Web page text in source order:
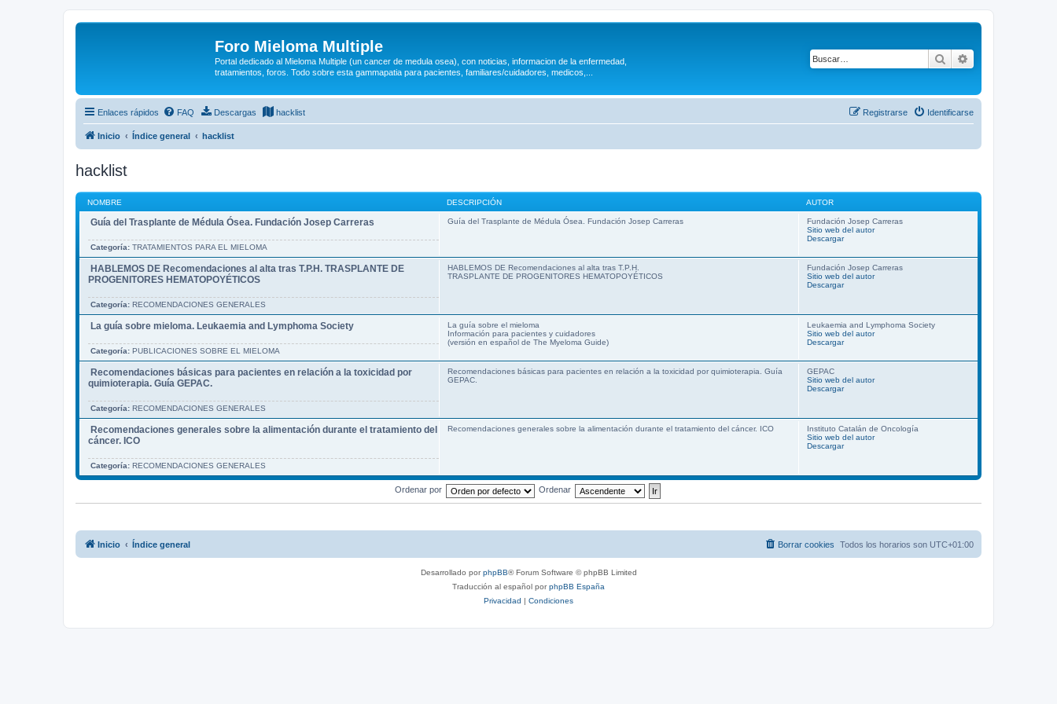
Foro Mieloma Multiple
Portal dedicado al Mieloma Multiple (un cancer de medula osea), con noticias, informacion de la enfermedad,
tratamientos, foros. Todo sobre esta gammapatia para pacientes, familiares/cuidadores, medicos,...
Buscar
Enlaces rápidos FAQ Descargas hacklist Identificarse
Registrarse
Inicio Índice general hacklist
hacklist
NOMBRE DESCRIPCIÓN AUTOR
Guía del Trasplante de Médula Ósea. Fundación Josep Carreras
Categoría: TRATAMIENTOS PARA EL MIELOMA
Guía del Trasplante de Médula Ósea. Fundación Josep Carreras
Fundación Josep Carreras
Sitio web del autor
Descargar
HABLEMOS DE Recomendaciones al alta tras T.P.H. TRASPLANTE DE
PROGENITORES HEMATOPOYÉTICOS
Categoría: RECOMENDACIONES GENERALES
HABLEMOS DE Recomendaciones al alta tras T.P.H.
TRASPLANTE DE PROGENITORES HEMATOPOYÉTICOS
Fundación Josep Carreras
Sitio web del autor
Descargar
La guía sobre mieloma. Leukaemia and Lymphoma Society
Categoría: PUBLICACIONES SOBRE EL MIELOMA
La guía sobre el mieloma
Información para pacientes y cuidadores
(versión en español de The Myeloma Guide)
Leukaemia and Lymphoma Society
Sitio web del autor
Descargar
Recomendaciones básicas para pacientes en relación a la toxicidad por
quimioterapia. Guía GEPAC.
Categoría: RECOMENDACIONES GENERALES
Recomendaciones básicas para pacientes en relación a la toxicidad por quimioterapia. Guía
GEPAC.
GEPAC
Sitio web del autor
Descargar
Recomendaciones generales sobre la alimentación durante el tratamiento del
cáncer. ICO
Categoría: RECOMENDACIONES GENERALES
Recomendaciones generales sobre la alimentación durante el tratamiento del cáncer. ICO
Instituto Catalán de Oncología
Sitio web del autor
Descargar
Ordenar por Ordenar
Inicio Índice general Todos los horarios son UTC+01:00
Borrar cookies
Desarrollado porphpBB® Forum Software © phpBB Limited
Traducción al español porphpBB España
Privacidad | Condiciones